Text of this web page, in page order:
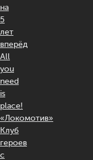
на
5
лет
вперёд
All
you
need
is
place!
«Локомотив»
Клуб
героев
с